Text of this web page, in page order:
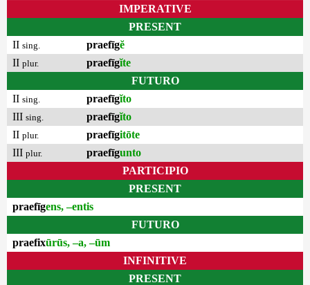
IMPERATIVE
PRESENT
II sing. praefīgĕ
II plur. praefīgĭte
FUTURO
II sing. praefīgĭto
III sing. praefīgĭto
II plur. praefīgitōte
III plur. praefīgunto
PARTICIPIO
PRESENT
praefīgens, –entis
FUTURO
praefixūrūs, –a, –ūm
INFINITIVE
PRESENT